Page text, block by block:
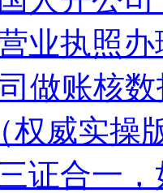
业执照
做账核
权威实操
证合一